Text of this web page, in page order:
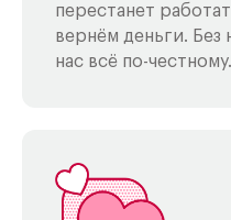
перестанет
вернём деньги.
нас всё по-честному.